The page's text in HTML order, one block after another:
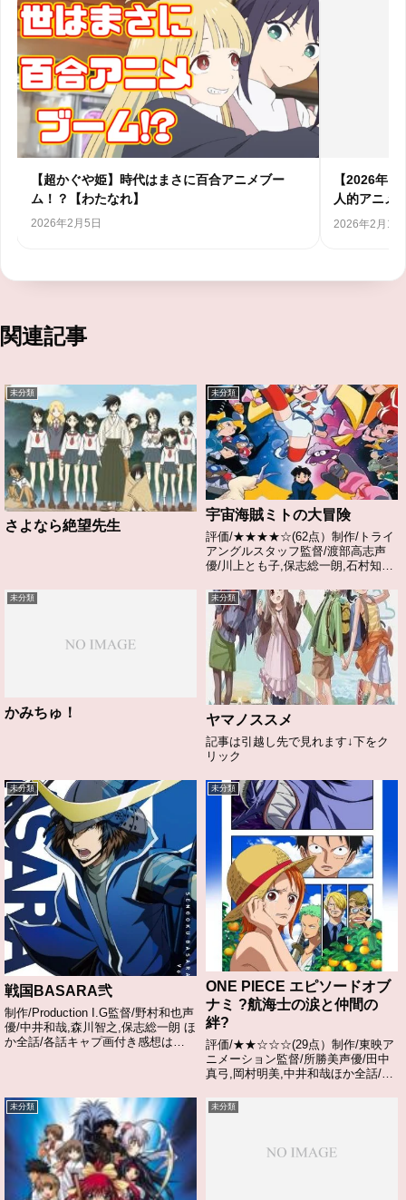
【超かぐや姫】時代はまさに百合アニメブー
ム！？【わたなれ】
2026年2月5日
【2026年
人的アニメ
2026年2月1日
関連記事
未分類
さよなら絶望先生
未分類
宇宙海賊ミトの大冒険
評価/★★★★☆(62点）制作/トライ
アングルスタッフ監督/渡部高志声
優/川上とも子,保志総一朗,石村知子
こちらあらすじ天野原町に住む中学
生の少年・光国葵は、母・美都と1
年ぶりに父親の墓参りに行く。とこ
ろが、...
未分類
かみちゅ！
未分類
ヤマノススメ
記事は引越し先で見れます↓下をク
リック
未分類
戦国BASARA弐
制作/Production I.G監督/野村和也声
優/中井和哉,森川智之,保志総一朗 ほ
か全話/各話キャプ画付き感想はこ
敷く甲斐の虎・武田信玄。...
未分類
ONE PIECE エピソードオブ
ナミ ?航海士の涙と仲間の
絆?
評価/★★☆☆☆(29点）制作/東映ア
ニメーション監督/所勝美声優/田中
真弓,岡村明美,中井和哉ほか全話/各
じ本編とも大きく関わりを持つナミ
の故郷のエピソード!土曜プレミア
未分類 未分類